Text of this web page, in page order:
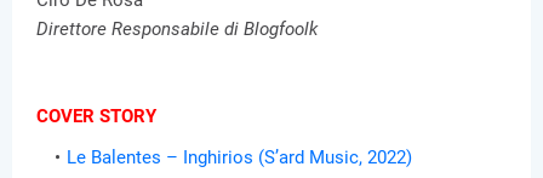
Direttore Responsabile di Blogfoolk
COVER STORY
Le Balentes – Inghirios (S’ard Music, 2022)